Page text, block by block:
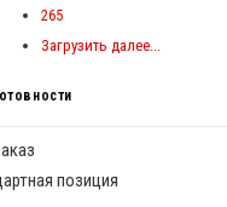
265
Загрузить далее...
позиция